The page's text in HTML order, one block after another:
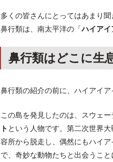
多くの皆さんにとってはあまり
鼻行類は、南太平洋の「ハイアイ
鼻行類はどこに
鼻行類の紹介の前に、ハイアイ
この島を発見したのは、スウェ
ト という人物です。第二次世界
容所から脱走し、偶然にもハイ
で、奇妙な動物たちと出会うこ